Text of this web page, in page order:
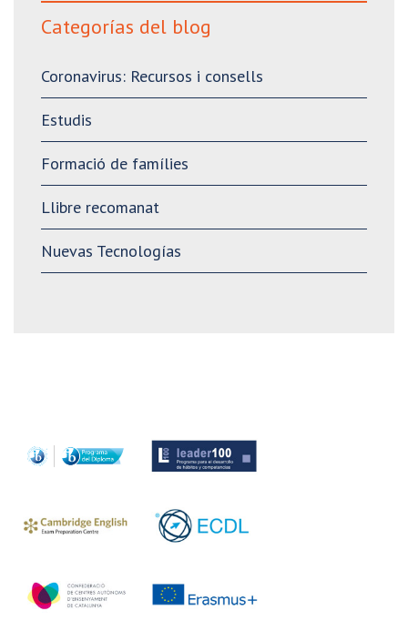
Categorías del blog
Coronavirus: Recursos i consells
Estudis
Formació de famílies
Llibre recomanat
Nuevas Tecnologías